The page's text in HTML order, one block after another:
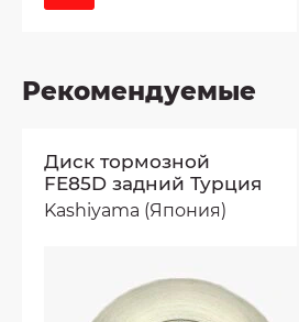
Рекомендуемые
Диск тормозной
FE85D задний Турция
Kashiyama (Япония)